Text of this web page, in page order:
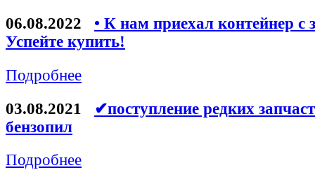
06.08.2022
• К нам приехал контейнер с
Успейте купить!
Подробнее
03.08.2021
✔поступление редких
бензопил
Подробнее